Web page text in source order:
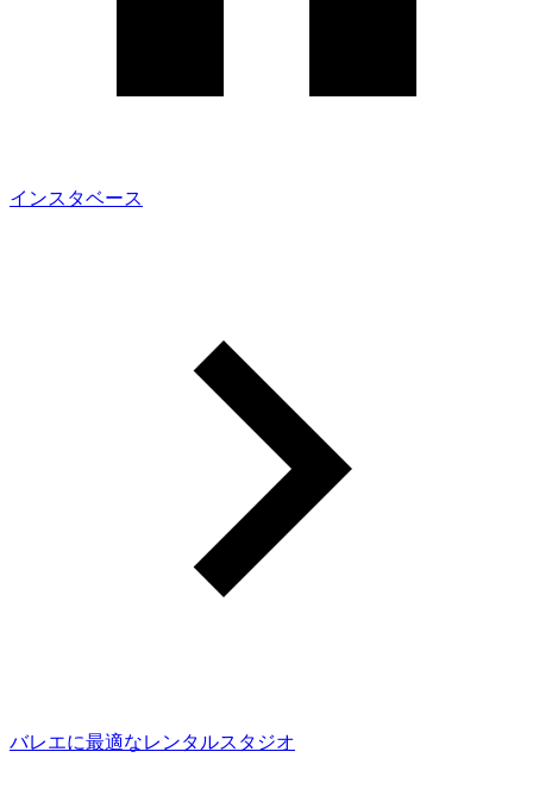
インスタベース
バレエに最適なレンタルスタジオ